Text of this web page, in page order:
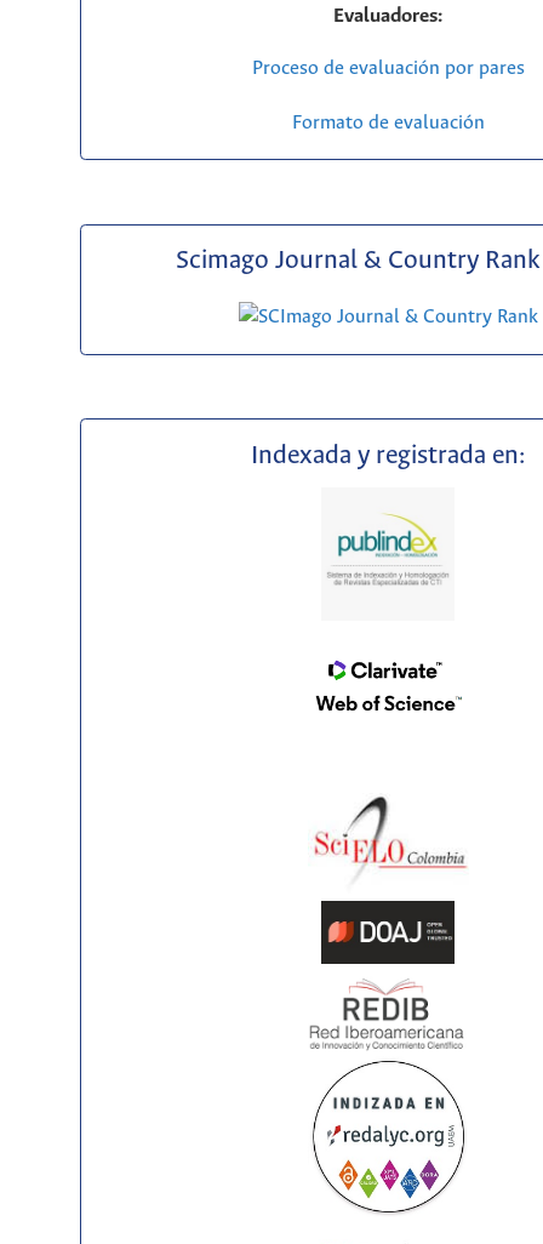
Evaluadores:
Proceso de evaluación por pares
Formato de evaluación
Scimago Journal & Country Rank
Indexada y registrada en: